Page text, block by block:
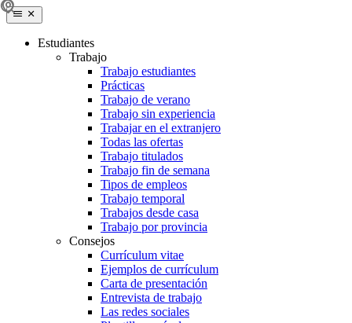
Estudiantes
Trabajo
Trabajo estudiantes
Prácticas
Trabajo de verano
Trabajo sin experiencia
Trabajar en el extranjero
Todas las ofertas
Trabajo titulados
Trabajo fin de semana
Tipos de empleos
Trabajo temporal
Trabajos desde casa
Trabajo por provincia
Consejos
Currículum vitae
Ejemplos de currículum
Carta de presentación
Entrevista de trabajo
Las redes sociales